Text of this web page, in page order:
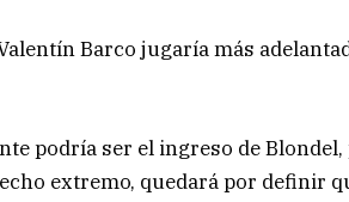
Barco jugaría más
podría ser el ingreso de
extremo, quedará por definir